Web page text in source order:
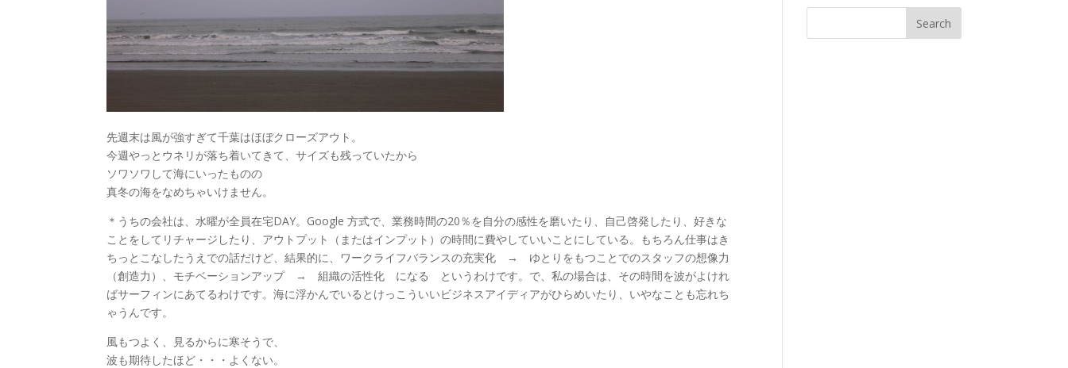
先週末は風が強すぎて千葉はほぼクローズアウト。
今週やっとウネリが落ち着いてきて、サイズも残っていたから
ソワソワして海にいったものの
真冬の海をなめちゃいけません。
＊うちの会社は、水曜が全員在宅DAY。Google 方式で、業務時間の20％を自分の感性を磨いたり、自己啓発したり、好きな
ことをしてリチャージしたり、アウトプット（またはインプット）の時間に費やしていいことにしている。もちろん仕事はき
ちっとこなしたうえでの話だけど、結果的に、ワークライフバランスの充実化 → ゆとりをもつことでのスタッフの想像力
（創造力）、モチベーションアップ → 組織の活性化 になる というわけです。で、私の場合は、その時間を波がよけれ
ばサーフィンにあてるわけです。海に浮かんでいるとけっこういいビジネスアイディアがひらめいたり、いやなことも忘れち
ゃうんです。
風もつよく、見るからに寒そうで、
波も期待したほど・・・よくない。